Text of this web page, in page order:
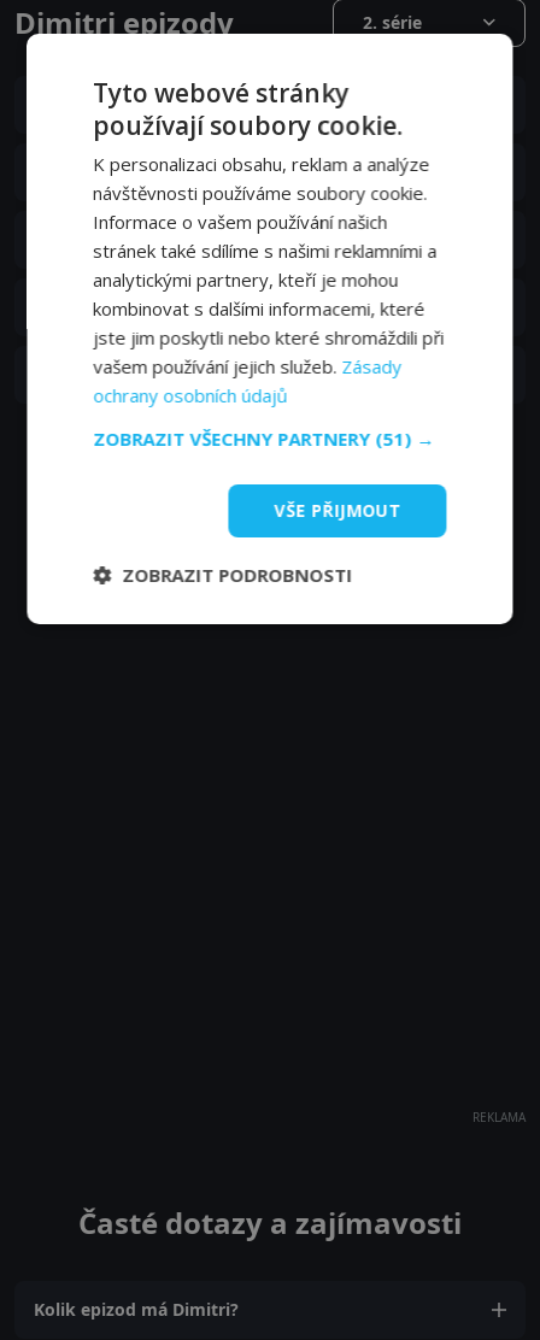
Dimitri epizody 2. série
25. epizoda:25. epizoda
24. epizoda:24. epizoda
23. epizoda: 23. epizoda
03. 09. 2018
22. epizoda:22. epizoda
27. 08. 2018
21. epizoda:21. epizoda
REKLAMA
Časté dotazy a zajímavosti
Kolik epizod má Dimitri?
Tyto webové stránky
používají soubory cookie.
K personalizaci obsahu, reklam a analýze
návštěvnosti používáme soubory cookie.
Informace o vašem používání našich
stránek také sdílíme s našimi reklamními a
analytickými partnery, kteří je mohou
kombinovat s dalšími informacemi, které
jste jim poskytli nebo které shromáždili při
vašem používání jejich služeb. Zásady
ochrany osobních údajů
ZOBRAZIT VŠECHNY PARTNERY (51) →
VŠE PŘIJMOUT
ZOBRAZIT PODROBNOSTI